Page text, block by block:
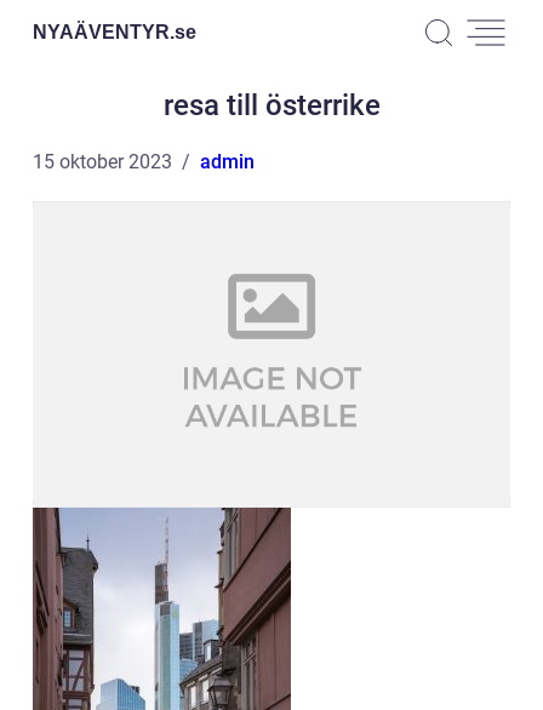
NYAÄVENTYR.se
resa till österrike
15 oktober 2023 admin